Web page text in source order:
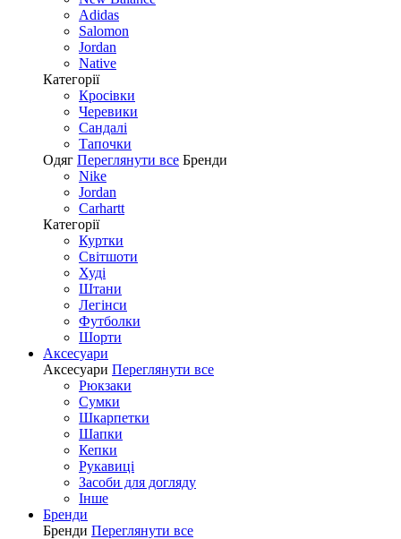
Adidas
Salomon
Jordan
Native
Категорії
Кросівки
Черевики
Сандалі
Tапочки
Одяг Переглянути все Бренди
Nike
Jordan
Carhartt
Категорії
Куртки
Світшоти
Худі
Штани
Легінси
Футболки
Шорти
Аксесуари
Аксесуари Переглянути все
Рюкзаки
Сумки
Шкарпетки
Шапки
Кепки
Рукавиці
Засоби для догляду
Інше
Бренди
Бренди Переглянути все